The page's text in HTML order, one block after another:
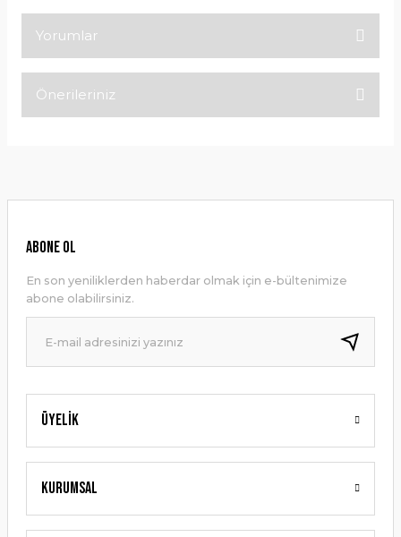
Yorumlar
Önerileriniz
Ürün resmi kalitesiz, bozuk veya görüntülenemiyor.
Ürün bilgilerinde hatalar bulunuyor.
Ürün fiyatı diğer sitelerden daha pahalı.
Bu ürüne benzer farklı alternatifler olmalı.
Gönder
Üyelik
Kurumsal
ABONE OL
En son yeniliklerden haberdar olmak için e-bültenimize
abone olabilirsiniz.